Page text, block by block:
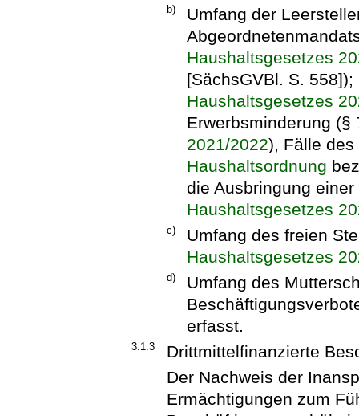
b)
Umfang der
Haushaltsgesetzes
[SächsGVBl. S.
Haushaltsgesetzes
Erwerbsminderung
2021/2022), Fälle
Haushaltsordnung
die Ausbringung
Haushaltsgesetzes
c)
Umfang des freien
Haushaltsgesetzes
d)
Umfang des
erfasst.
3.1.3
Drittmittelfinanzierte
Der Nachweis der
Ermächtigungen zum